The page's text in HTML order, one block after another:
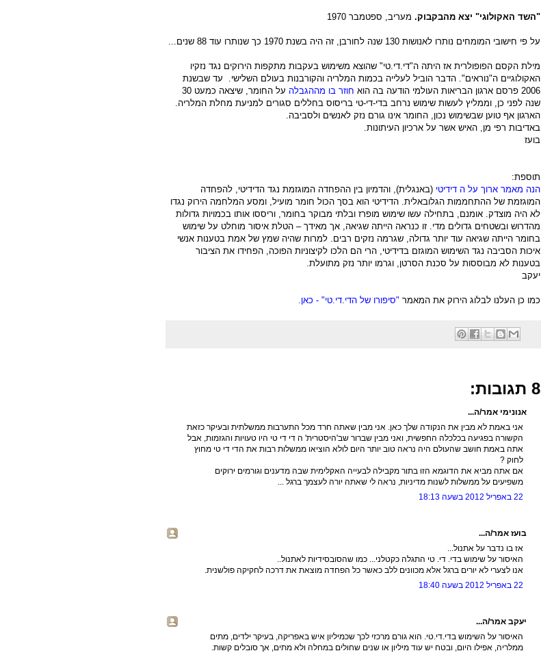
"השד האקולוגי" יצא מהבקבוק. מעריב, ספטמבר 1970
על פי חישובי המומחים נותרו לאנושות 130 שנה לחורבן, זה היה בשנת 1970 כך שנותרו עוד 88 שנים...
מילת הקסם הפופולרית אז היתה ה"די.די.טי" שהוצא משימוש בעקבות מתקפות הירוקים נגד נזקיו
האקולוגיים ה"נוראים". הדבר הוביל לעלייה בכמות המלריה והקורבנות בעולם השלישי. עד שבשנת
2006 פ
רסם ארגון הבריאות העולמי הודעה בה הוא חוזר בו מההגבלה
על החומר, שיצאה כמעט 30
שנה לפני כן, וממליץ לעשות שימוש נרחב בדי-די-טי בריסוס בחללים סגורים למניעת מחלת המלריה.
הארגון אף טוען שבשימוש נכון, החומר אינו גורם נזק לאנשים ולסביבה.
באדיבות רפי מן, האיש אשר על ארכיון העיתונות.
בועז
תוספת:
הנה מאמר ארוך על ה דידיטי (באנגלית), והדמיון בין ההפחדה המוגזמת נגד הדידיטי, להפחדה
המוגזמת של ההתחממות הגלובאלית. הדידיטי הוא בסך הכול חומר מועיל, ומסע המלחמה הירוק נגדו
לא היה מוצדק. אומנם, בתחילה עשו שימוש מופרז ובלתי מבוקר בחומר, וריססו אותו בכמויות גדולות
מהדרוש ובשטחים גדולים מדי. זו כנראה הייתה שגיאה, אך מאידך – הטלת איסור מוחלט על שימוש
בחומר הייתה שגיאה עוד יותר גדולה, שגרמה נזקים רבים. למרות שהיה שמץ של אמת בטענות אנשי
איכות הסביבה נגד השימוש המוגזם בדידיטי, הרי הם הלכו לקיצוניות הפוכה, הפחידו את הציבור
בטענות לא מבוססות על סכנת הסרטן, וגרמו יותר נזק מתועלת.
יעקב
כמו כן העלנו לבלוג הירוק את המאמר "סיפורו של הדי.די.טי" - כאן.
8 תגובות:
אנונימי אמר/ה...
אני באמת לא מבין את הנקודה שלך כאן. אני מבין שאתה חרד מכל התערבות ממשלתית ובעיקר כזאת
הקשורה בפגיעה בכלכלה החפשית, ואני מבין שברור שב'היסטרית' ה די די טי היו טעויות והגזמות, אבל
אתה באמת חושב שהעולם היה נראה טוב יותר היום לולא הוציאו ממשלות רבות את הדי די טי מחוץ
לחוק ?
אם אתה מביא את הדוגמא הזו בתור מקבילה לבעייה האקלימית שבה מדענים וגורמים ירוקים
משפיעים על ממשלות לשנות מדיניות, נראה לי שאתה יורה לעצמך ברגל ...
22 באפריל 2012 בשעה 18:13
בועז אמר/ה...
אז בו נדבר על אתנול...
האיסור על שימוש בדי. די. טי התגלה כקטלני... כמו שהסובסידיות לאתנול..
אנו לצערי לא יורים ברגל אלא מכוונים ללב כאשר כל הפחדה מוצאת את דרכה לחקיקה פולשנית.
22 באפריל 2012 בשעה 18:40
יעקב אמר/ה...
האיסור על השימוש בדי.די.טי. הוא גורם מרכזי לכך שכמיליון איש באפריקה, בעיקר ילדים, מתים
ממלריה, אפילו היום, ובטח יש עוד מיליון או שנים שחולים במחלה ולא מתים, אך סובלים קשות.